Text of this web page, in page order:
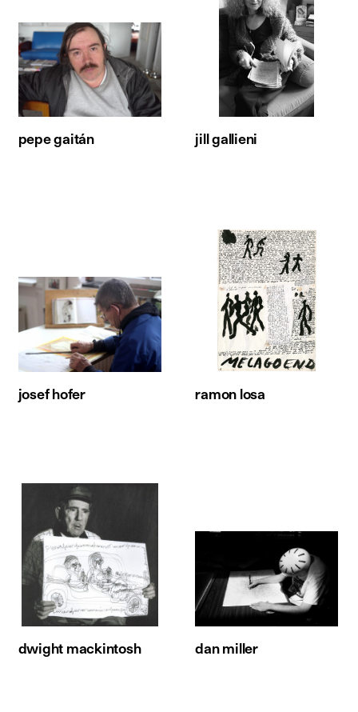
pepe gaitán jill gallieni
josef hofer ramon losa
dwight mackintosh dan miller